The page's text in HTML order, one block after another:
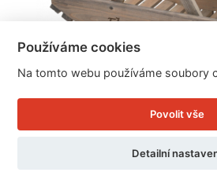
Koš na květiny dřevěný
Používáme cookies
Na tomto webu používáme soubory
Povolit vše
Detailní